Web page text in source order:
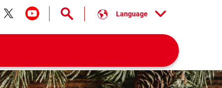
us on facebook
Follow us on twitter
Follow us on youtube
Language